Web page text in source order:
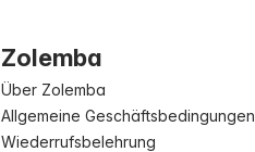
Zolemba
Über Zolemba
Allgemeine Geschäftsbedingungen
Wiederrufsbelehrung